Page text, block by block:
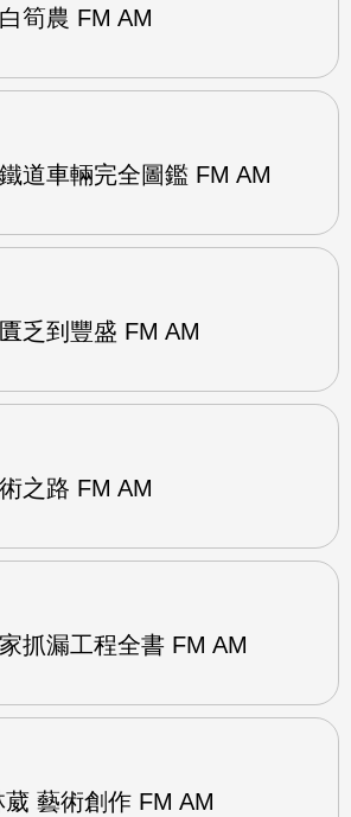
筍農 FM AM
道車輛完全圖鑑 FM AM
乏到豐盛 FM AM
之路 FM AM
抓漏工程全書 FM AM
藝術創作 FM AM